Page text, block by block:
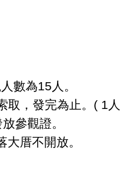
數為15人。
，發完為止。 ( 1人
參觀證。
厝不開放。